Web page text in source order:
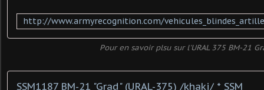
Pour en savoir plsu sur l'URAL 375 BM-21
SSM1187 BM-21 "Grad" (URAL-375) /khaki/ * SSM